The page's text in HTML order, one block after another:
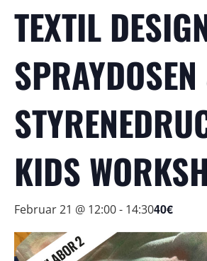
TEXTIL
KIDS
Februar 21 @ 12:00- 14:3040€